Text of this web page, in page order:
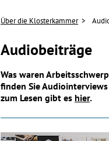
Über die Klosterkammer
Audiobeiträge
Was waren
finden Sie
zum Lesen gibt es hier.